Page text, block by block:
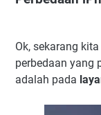
Ok, sekarang
perbedaan yang
adalah pada